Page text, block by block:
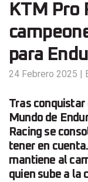
KTM Pro
para
24 Febrero 2025 |
Tras
Mundo de
Racing se
tener en
mantiene al
quien sube a la